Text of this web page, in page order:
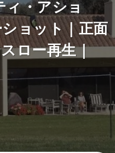
ィ・アショ
ョット｜正面
ロー再生｜